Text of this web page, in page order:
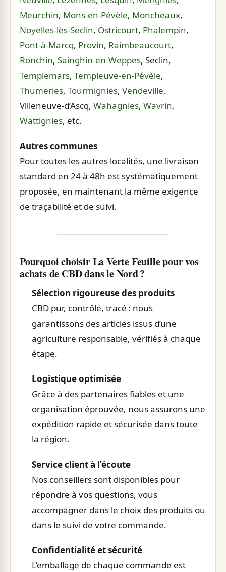
Meurchin, Mons-en-Pévèle, Moncheaux,
Noyelles-lès-Seclin, Ostricourt, Phalempin,
Pont-à-Marcq, Provin, Raimbeaucourt,
Ronchin, Sainghin-en-Weppes, Seclin,
Templemars, Templeuve-en-Pévèle,
Thumeries, Tourmignies, Vendeville,
Villeneuve-d’Ascq, Wahagnies, Wavrin,
Wattignies, etc.
Autres communes
Pour toutes les autres localités, une livraison
standard en 24 à 48h est systématiquement
proposée, en maintenant la même exigence
de traçabilité et de suivi.
Pourquoi choisir La Verte Feuille pour vos
achats de CBD dans le Nord ?
Sélection rigoureuse des produits
CBD pur, contrôlé, tracé : nous
garantissons des articles issus d’une
agriculture responsable, vérifiés à chaque
étape.
Logistique optimisée
Grâce à des partenaires fiables et une
organisation éprouvée, nous assurons une
expédition rapide et sécurisée dans toute
la région.
Service client à l’écoute
Nos conseillers sont disponibles pour
répondre à vos questions, vous
accompagner dans le choix des produits ou
dans le suivi de votre commande.
Confidentialité et sécurité
L’emballage de chaque commande est